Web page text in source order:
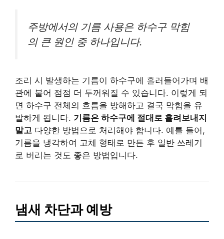
주방에서의 기름 사용은 하수구 막힘
의 큰 원인 중 하나입니다.
조리 시 발생하는 기름이 하수구에 흘러들어가며 배
관에 붙어 점점 더 두꺼워질 수 있습니다. 이렇게 되
면 하수구 전체의 흐름을 방해하고 결국 막힘을 유
발하게 됩니다. 기름은 하수구에 절대로 흘려보내지
말고 다양한 방법으로 처리해야 합니다. 예를 들어,
기름을 냉각하여 고체 형태로 만든 후 일반 쓰레기
로 버리는 것도 좋은 방법입니다.
냄새 차단과 예방